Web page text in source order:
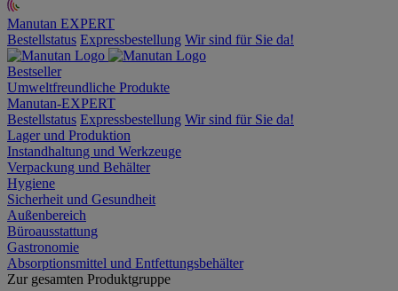
Manutan EXPERT
Bestellstatus Expressbestellung Wir sind für Sie da!
Bestseller
Umweltfreundliche Produkte
Manutan-EXPERT
Bestellstatus Expressbestellung Wir sind für Sie da!
Lager und Produktion
Instandhaltung und Werkzeuge
Verpackung und Behälter
Hygiene
Sicherheit und Gesundheit
Außenbereich
Büroausstattung
Gastronomie
Absorptionsmittel und Entfettungsbehälter
Zur gesamten Produktgruppe